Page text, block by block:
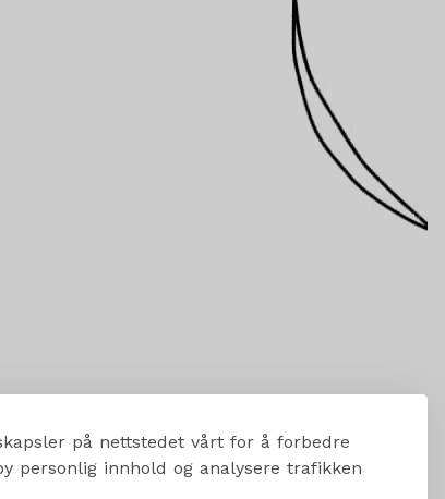
på nettstedet vårt for å forbedre
personlig innhold og analysere trafikken